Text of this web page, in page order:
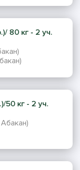
80 кг - 2 уч.
50 кг - 2 уч.